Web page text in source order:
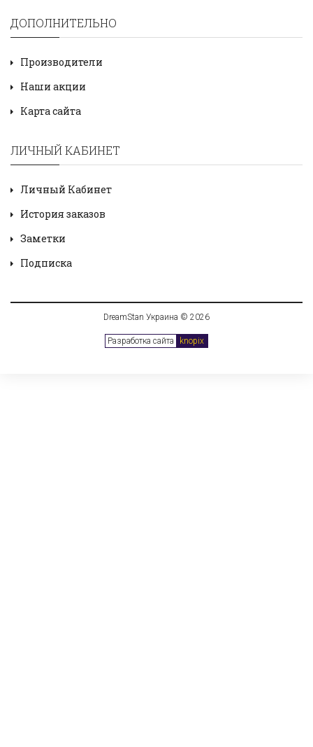
ДОПОЛНИТЕЛЬНО
Производители
Наши акции
Карта сайта
ЛИЧНЫЙ КАБИНЕТ
Личный Кабинет
История заказов
Заметки
Подписка
DreamStan Украина © 2026
Разработка сайта knopix